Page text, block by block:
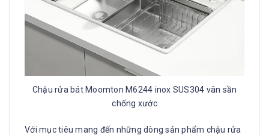
Chậu rửa bát Moomton M6244 inox SUS304 vân sần
chống xước
Với mục tiêu mang đến những dòng sản phẩm chậu rửa